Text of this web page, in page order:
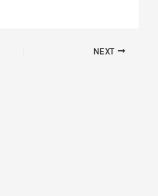
NEXT